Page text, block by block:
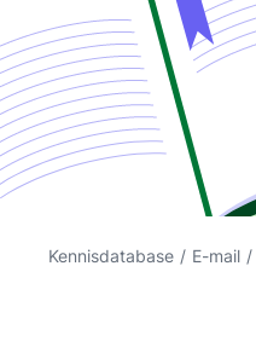
Kennisdatabase / E-mail /